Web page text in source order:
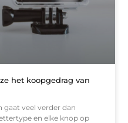
het koopgedrag van
gaat veel verder dan
en elke knop op